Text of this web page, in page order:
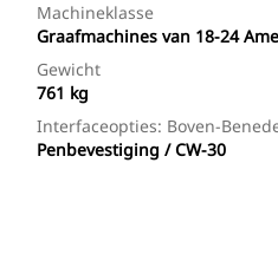
Machineklasse
Graafmachines van 18-24
Gewicht
761 kg
Interfaceopties: Boven-
Penbevestiging / CW-30